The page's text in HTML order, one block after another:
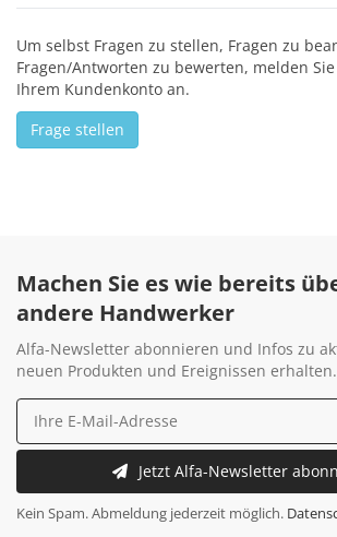
Um selbst Fragen zu stellen, Fragen zu
Fragen/Antworten zu bewerten, melden
Ihrem Kundenkonto an.
Frage stellen
Machen Sie es wie bereits
andere Handwerker
Alfa-Newsletter abonnieren und Infos zu
neuen Produkten und Ereignissen erhalten.
Jetzt Alfa-Newsletter
Kein Spam. Abmeldung jederzeit möglich.